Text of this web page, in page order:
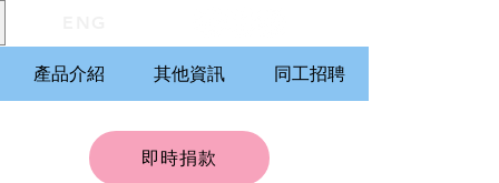
即時捐款
產品介紹 其他資訊 同工招聘